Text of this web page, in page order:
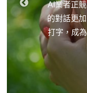
AI業者正
的對話更
打字，成